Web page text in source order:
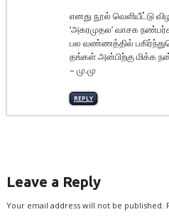
எனது நூல் வெளியீட்டு
‘அகரமுதல’ வாசக
பல வண்ணத்தில்
தங்கள் அன்பிற்கு மிக்க
– மு.மு
REPLY
Leave a Reply
Your email address will not be published.